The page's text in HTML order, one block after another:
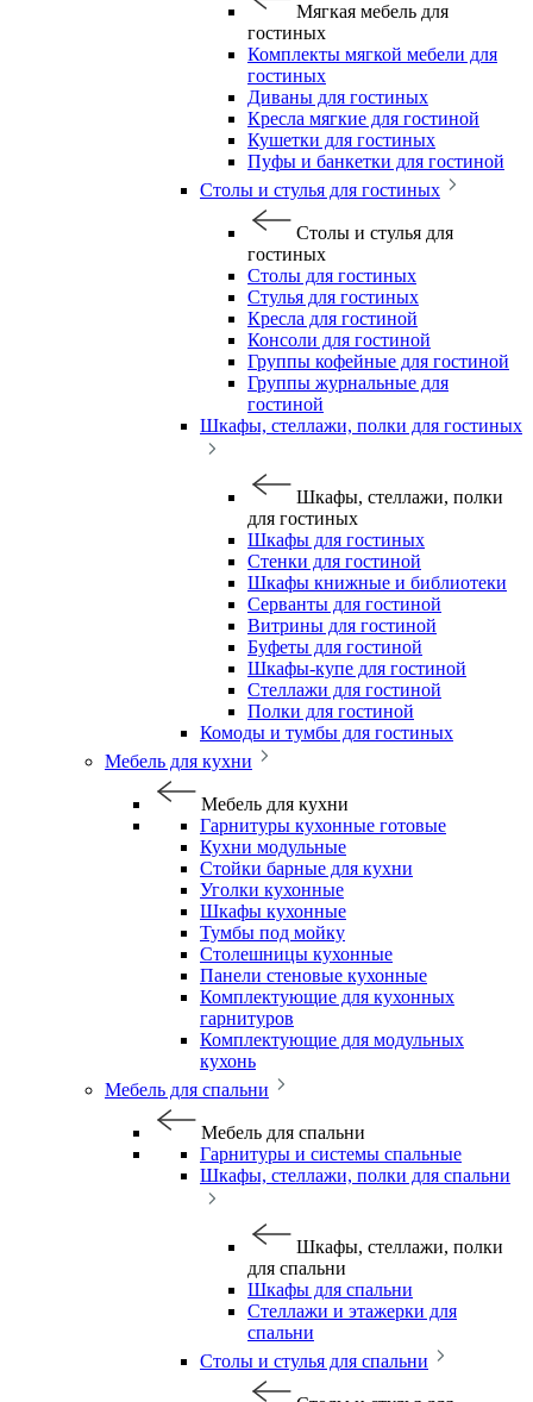
Мягкая мебель для
гостиных
Комплекты мягкой мебели для
гостиных
Диваны для гостиных
Кресла мягкие для гостиной
Кушетки для гостиных
Пуфы и банкетки для гостиной
Столы и стулья для гостиных
Столы и стулья для
гостиных
Столы для гостиных
Стулья для гостиных
Кресла для гостиной
Консоли для гостиной
Группы кофейные для гостиной
Группы журнальные для
гостиной
Шкафы, стеллажи, полки для гостиных
Шкафы, стеллажи, полки
для гостиных
Шкафы для гостиных
Стенки для гостиной
Шкафы книжные и библиотеки
Серванты для гостиной
Витрины для гостиной
Буфеты для гостиной
Шкафы-купе для гостиной
Стеллажи для гостиной
Полки для гостиной
Комоды и тумбы для гостиных
Мебель для кухни
Мебель для кухни
Гарнитуры кухонные готовые
Кухни модульные
Стойки барные для кухни
Уголки кухонные
Шкафы кухонные
Тумбы под мойку
Столешницы кухонные
Панели стеновые кухонные
Комплектующие для кухонных
гарнитуров
Комплектующие для модульных
кухонь
Мебель для спальни
Мебель для спальни
Гарнитуры и системы спальные
Шкафы, стеллажи, полки для спальни
Шкафы, стеллажи, полки
для спальни
Шкафы для спальни
Стеллажи и этажерки для
спальни
Столы и стулья для спальни